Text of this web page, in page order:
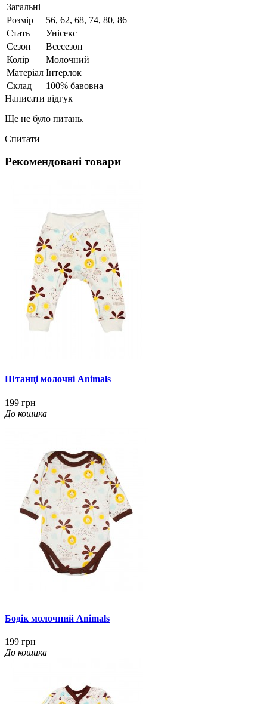
Загальні
Розмір
56, 62, 68, 74, 80, 86
Стать
Унісекс
Сезон
Всесезон
Колір
Молочний
Матеріал Інтерлок
Склад
100% бавовна
Написати відгук
Ще не було питань.
Спитати
Рекомендовані товари
Штанці молочні Animals
199 грн
До кошика
Бодік молочний Animals
199 грн
До кошика